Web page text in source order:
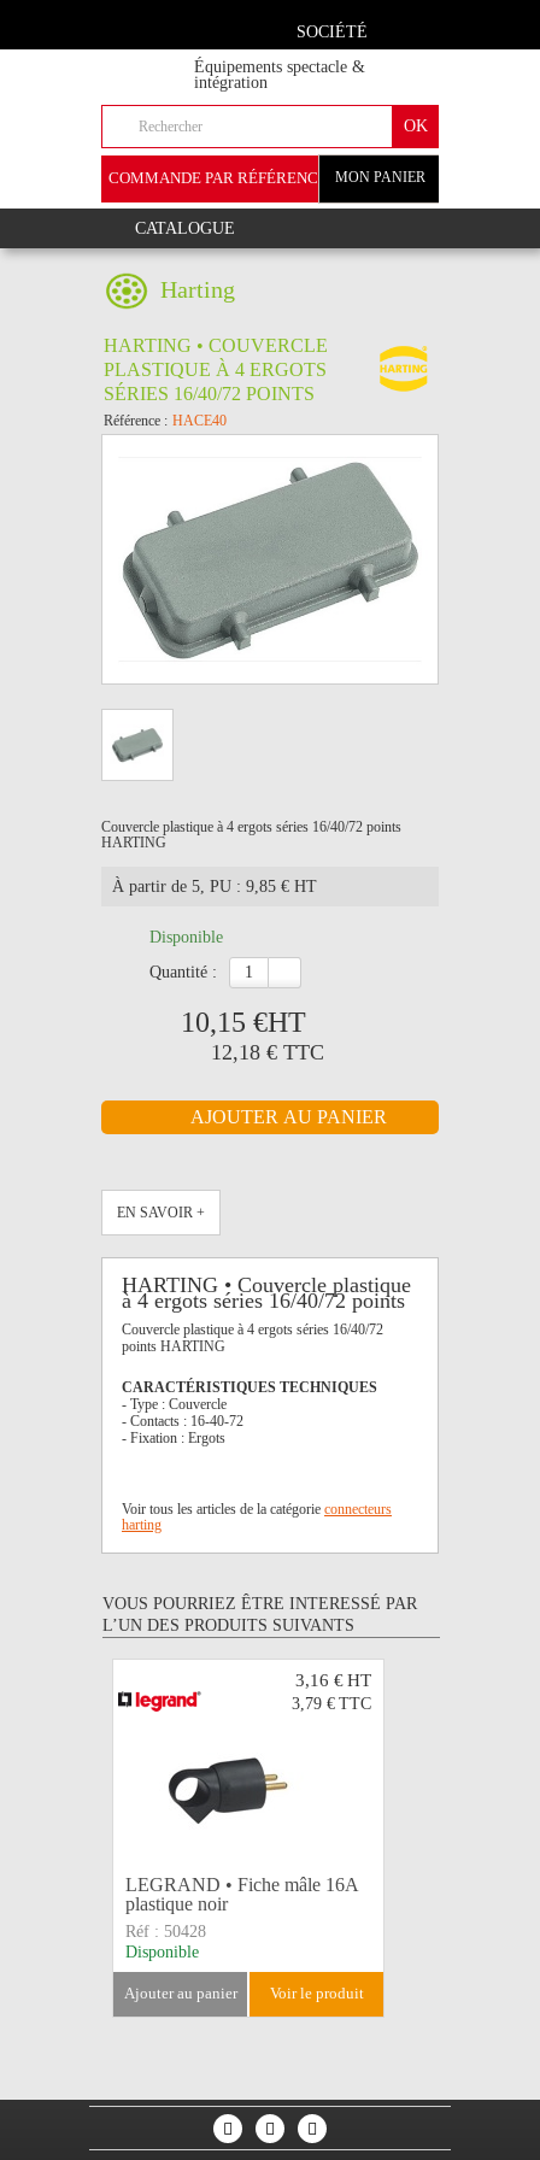
SOCIÉTÉ
Équipements spectacle &
intégration
MON PANIER
COMMANDE PAR RÉFÉRENCE
CATALOGUE
Harting
HARTING • COUVERCLE
PLASTIQUE À 4 ERGOTS
SÉRIES 16/40/72 POINTS
Référence : HACE40
Couvercle plastique à 4 ergots séries 16/40/72 points
HARTING
À partir de 5, PU : 9,85 € HT
Disponible
quantité :
10,15 €HT
12,18 € TTC
EN SAVOIR +
HARTING • Couvercle plastique
à 4 ergots séries 16/40/72 points
Couvercle plastique à 4 ergots séries 16/40/72
points HARTING
CARACTÉRISTIQUES TECHNIQUES
- Type : Couvercle
- Contacts : 16-40-72
- Fixation : Ergots
Voir tous les articles de la catégorie connecteurs
harting
VOUS POURRIEZ ÊTRE INTERESSÉ PAR
L’UN DES PRODUITS SUIVANTS
3,16 €HT
3,79 € TTC
LEGRAND • Fiche mâle 16A
plastique noir
Réf : 50428
Disponible
ajouter au panier voir le produit